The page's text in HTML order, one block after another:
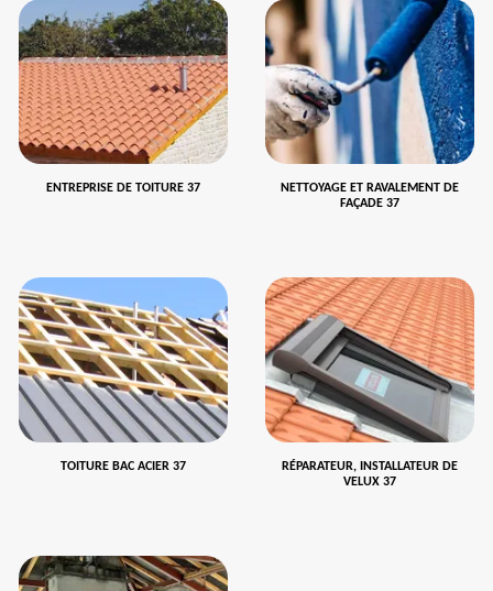
ENTREPRISE DE TOITURE 37
NETTOYAGE ET RAVALEMENT DE
FAÇADE 37
TOITURE BAC ACIER 37
RÉPARATEUR, INSTALLATEUR DE
VELUX 37